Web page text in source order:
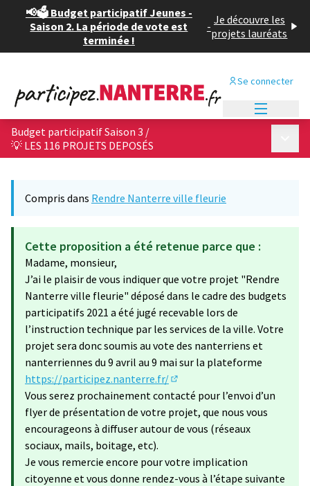
📢🗳️ Budget participatif Jeunes -
Saison 2. La période de vote est
terminée !
- Je découvre les
projets lauréats
Se connecter
Budget participatif Saison 3 /
💡 LES 116 PROJETS DEPOSÉS
Compris dans Rendre Nanterre ville fleurie
Cette proposition a été retenue parce que :
Madame, monsieur,
J’ai le plaisir de vous indiquer que votre projet "Rendre
Nanterre ville fleurie" déposé dans le cadre des budgets
participatifs 2021 a été jugé recevable lors de
l’instruction technique par les services de la ville. Votre
projet sera donc soumis au vote des nanterriens et
nanterriennes du 9 avril au 9 mai sur la plateforme
https://participez.nanterre.fr/
(S'ouvre dans un nouvel
Vous serez prochainement contacté pour l’envoi d’un
flyer de présentation de votre projet, que nous vous
encourageons à diffuser autour de vous (réseaux
sociaux, mails, boitage, etc).
Je vous remercie encore pour votre implication
citoyenne et vous donne rendez-vous à l’étape suivante